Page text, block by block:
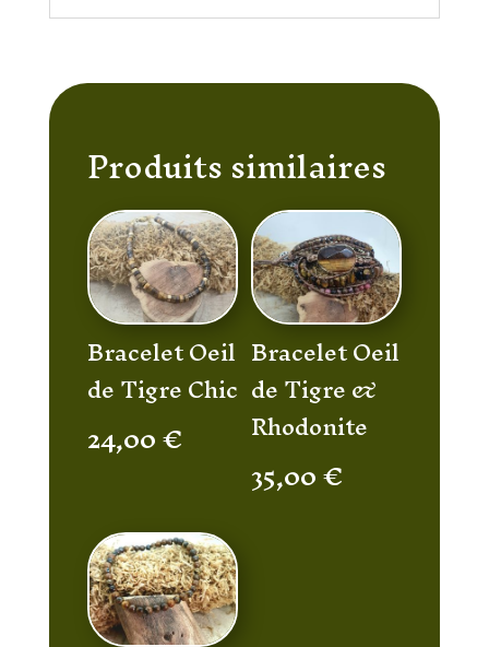
Produits similaires
Bracelet Oeil
de Tigre Chic
24,00€
Bracelet Oeil
de Tigre &
Rhodonite
35,00€